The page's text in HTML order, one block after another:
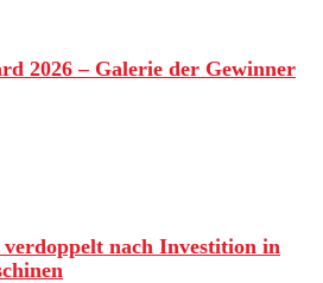
2026 – Galerie der Gewinner
nach Investition in